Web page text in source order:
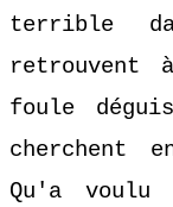
terrible
retrouvent
foule
cherchent
Qu'a